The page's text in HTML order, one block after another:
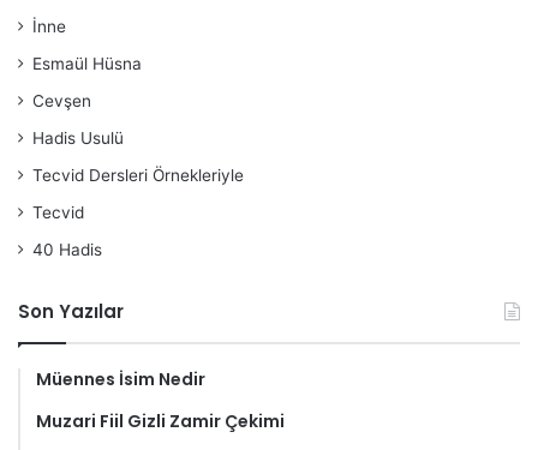
İnne
Esmaül Hüsna
Cevşen
Hadis Usulü
Tecvid Dersleri Örnekleriyle
Tecvid
40 Hadis
Son Yazılar
Müennes İsim Nedir
Muzari Fiil Gizli Zamir Çekimi